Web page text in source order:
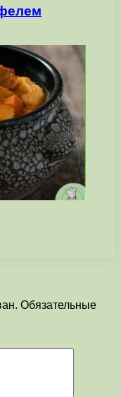
Обязательные